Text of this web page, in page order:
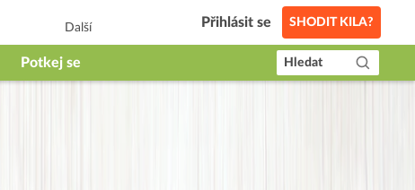
Další Přihlásit se SHODIT KILA?
Potkej se Hledat